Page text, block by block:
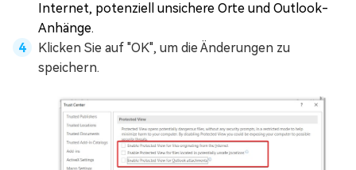
Internet, potenziell unsichere Orte und Outlook-
Anhänge.
Klicken Sie auf "OK", um die Änderungen zu
speichern.